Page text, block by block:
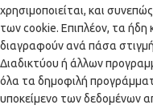
χρησιμοποιείται, και
των cookie. Επιπλέον, τα
διαγραφούν ανά πάσα
Διαδικτύου ή άλλων
όλα τα δημοφιλή
υποκείμενο των δεδομένων